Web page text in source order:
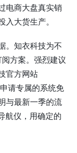
电商大盘真实销
大货生产。
。知衣科技为不
方案。强烈建议
官方网站
申请专属的系统免
与最新一季的流
航仪，用确定的